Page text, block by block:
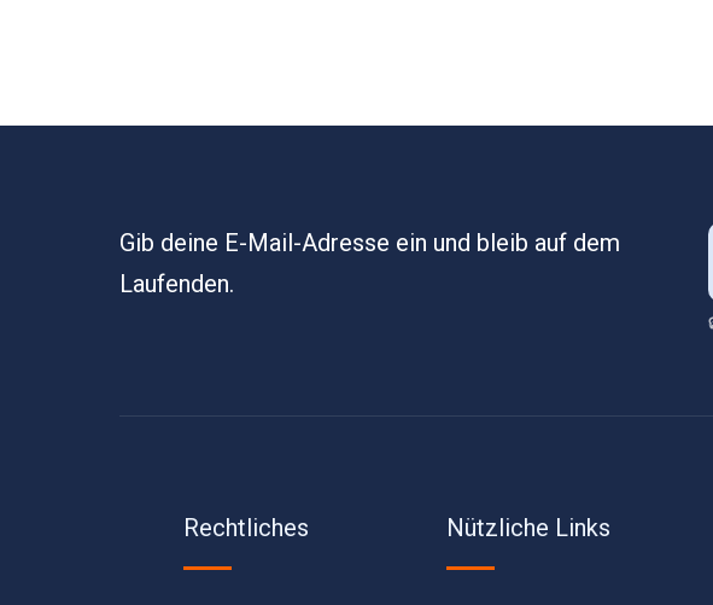
Gib deine E-Mail-Adresse ein und bleib auf dem
Laufenden.
Rechtliches Nützliche Links